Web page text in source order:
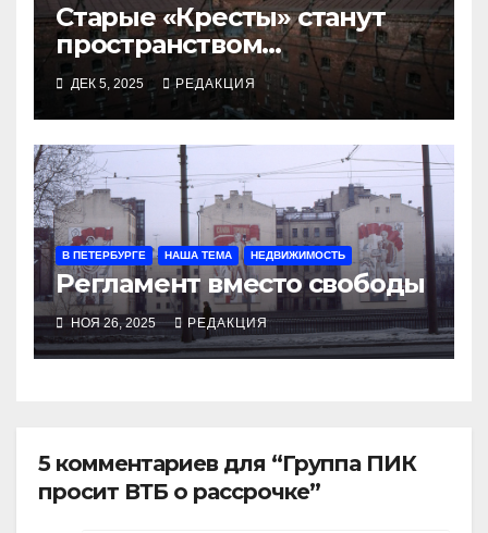
Старые «Кресты» станут
пространством
экспозиции, отелей и
променада
ДЕК 5, 2025 РЕДАКЦИЯ
В ПЕТЕРБУРГЕ НАША ТЕМА НЕДВИЖИМОСТЬ
Регламент вместо свободы
НОЯ 26, 2025 РЕДАКЦИЯ
5 комментариев для “Группа ПИК
просит ВТБ о рассрочке”